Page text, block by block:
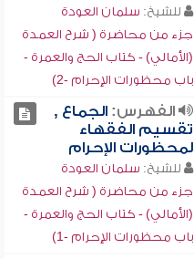
للشيخ: سلمان العودة
جزء من محاضرة ( شرح العمدة
(الأمالي) - كتاب الحج والعمرة -
باب محظورات الإحرام -2)
الفهرس:الجماع ,
تقسيم الفقهاء
لمحظورات الإحرام
للشيخ: سلمان العودة
جزء من محاضرة ( شرح العمدة
(الأمالي) - كتاب الحج والعمرة -
باب محظورات الإحرام -1)